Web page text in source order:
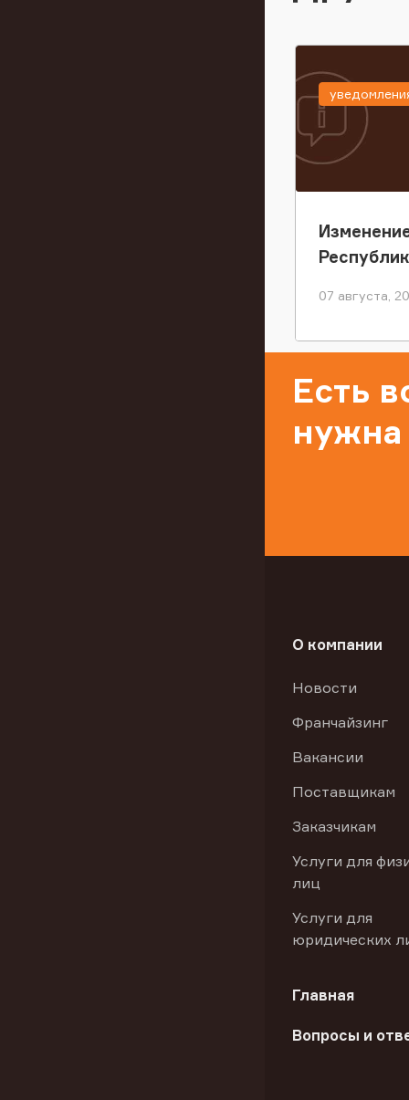
07 августа,
Есть
О компании
Новости
Франчайзинг
Вакансии
Поставщикам
Заказчикам
Услуги для
лиц
Услуги для
юридических
Главная
Вопросы и